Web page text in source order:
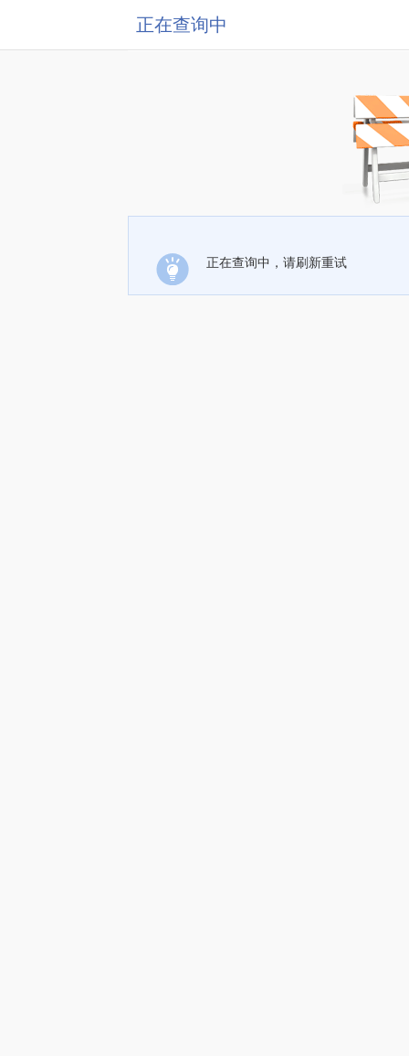
正在查询中
正在查询中，请刷新重试